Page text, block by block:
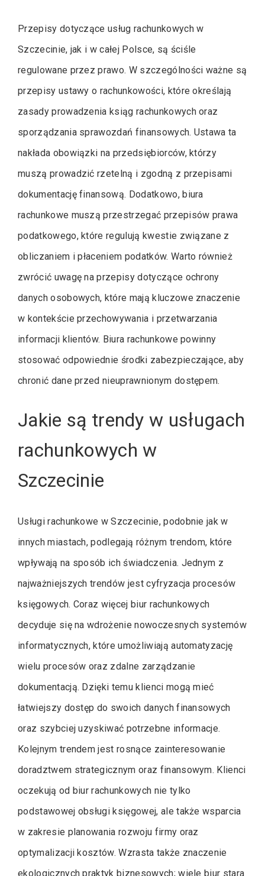
Przepisy dotyczące usług rachunkowych w
Szczecinie, jak i w całej Polsce, są ściśle
regulowane przez prawo. W szczególności ważne są
przepisy ustawy o rachunkowości, które określają
zasady prowadzenia ksiąg rachunkowych oraz
sporządzania sprawozdań finansowych. Ustawa ta
nakłada obowiązki na przedsiębiorców, którzy
muszą prowadzić rzetelną i zgodną z przepisami
dokumentację finansową. Dodatkowo, biura
rachunkowe muszą przestrzegać przepisów prawa
podatkowego, które regulują kwestie związane z
obliczaniem i płaceniem podatków. Warto również
zwrócić uwagę na przepisy dotyczące ochrony
danych osobowych, które mają kluczowe znaczenie
w kontekście przechowywania i przetwarzania
informacji klientów. Biura rachunkowe powinny
stosować odpowiednie środki zabezpieczające, aby
chronić dane przed nieuprawnionym dostępem.
Jakie są trendy w usługach
rachunkowych w
Szczecinie
Usługi rachunkowe w Szczecinie, podobnie jak w
innych miastach, podlegają różnym trendom, które
wpływają na sposób ich świadczenia. Jednym z
najważniejszych trendów jest cyfryzacja procesów
księgowych. Coraz więcej biur rachunkowych
decyduje się na wdrożenie nowoczesnych systemów
informatycznych, które umożliwiają automatyzację
wielu procesów oraz zdalne zarządzanie
dokumentacją. Dzięki temu klienci mogą mieć
łatwiejszy dostęp do swoich danych finansowych
oraz szybciej uzyskiwać potrzebne informacje.
Kolejnym trendem jest rosnące zainteresowanie
doradztwem strategicznym oraz finansowym. Klienci
oczekują od biur rachunkowych nie tylko
podstawowej obsługi księgowej, ale także wsparcia
w zakresie planowania rozwoju firmy oraz
optymalizacji kosztów. Wzrasta także znaczenie
ekologicznych praktyk biznesowych; wiele biur stara